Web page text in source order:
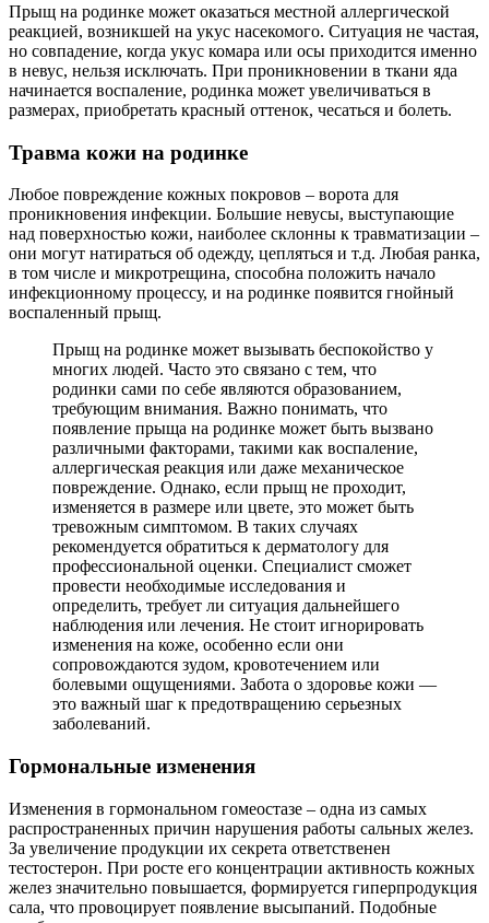
Прыщ на родинке может оказаться местной аллергической
реакцией, возникшей на укус насекомого. Ситуация не частая,
но совпадение, когда укус комара или осы приходится именно
в невус, нельзя исключать. При проникновении в ткани яда
начинается воспаление, родинка может увеличиваться в
размерах, приобретать красный оттенок, чесаться и болеть.
Травма кожи на родинке
Любое повреждение кожных покровов – ворота для
проникновения инфекции. Большие невусы, выступающие
над поверхностью кожи, наиболее склонны к травматизации –
они могут натираться об одежду, цепляться и т.д. Любая ранка,
в том числе и микротрещина, способна положить начало
инфекционному процессу, и на родинке появится гнойный
воспаленный прыщ.
Прыщ на родинке может вызывать беспокойство у
многих людей. Часто это связано с тем, что
родинки сами по себе являются образованием,
требующим внимания. Важно понимать, что
появление прыща на родинке может быть вызвано
различными факторами, такими как воспаление,
аллергическая реакция или даже механическое
повреждение. Однако, если прыщ не проходит,
изменяется в размере или цвете, это может быть
тревожным симптомом. В таких случаях
рекомендуется обратиться к дерматологу для
профессиональной оценки. Специалист сможет
провести необходимые исследования и
определить, требует ли ситуация дальнейшего
наблюдения или лечения. Не стоит игнорировать
изменения на коже, особенно если они
сопровождаются зудом, кровотечением или
болевыми ощущениями. Забота о здоровье кожи —
это важный шаг к предотвращению серьезных
заболеваний.
Гормональные изменения
Изменения в гормональном гомеостазе – одна из самых
распространенных причин нарушения работы сальных желез.
За увеличение продукции их секрета ответственен
тестостерон. При росте его концентрации активность кожных
желез значительно повышается, формируется гиперпродукция
сала, что провоцирует появление высыпаний. Подобные